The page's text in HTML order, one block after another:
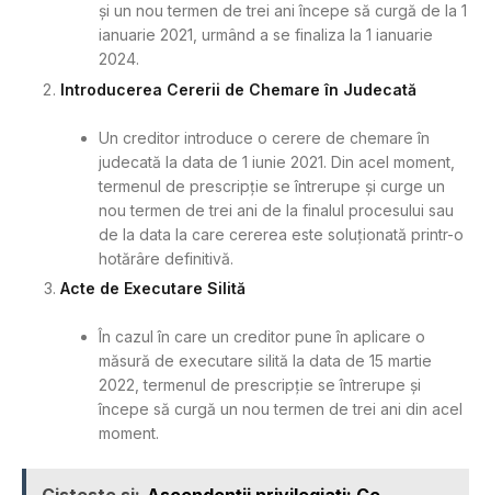
și un nou termen de trei ani începe să curgă de la 1
ianuarie 2021, urmând a se finaliza la 1 ianuarie
2024.
Introducerea Cererii de Chemare în Judecată
Un creditor introduce o cerere de chemare în
judecată la data de 1 iunie 2021. Din acel moment,
termenul de prescripție se întrerupe și curge un
nou termen de trei ani de la finalul procesului sau
de la data la care cererea este soluționată printr-o
hotărâre definitivă.
Acte de Executare Silită
În cazul în care un creditor pune în aplicare o
măsură de executare silită la data de 15 martie
2022, termenul de prescripție se întrerupe și
începe să curgă un nou termen de trei ani din acel
moment.